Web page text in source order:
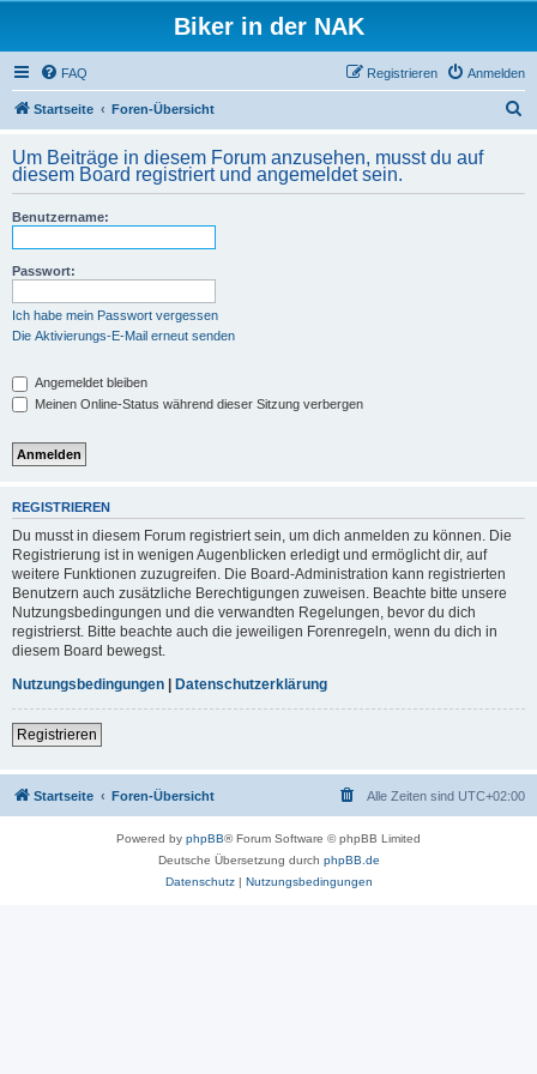
Biker in der NAK
FAQ Anmelden
Registrieren
Startseite Foren-Übersicht
h
Um Beiträge in diesem Forum anzusehen, musst du auf
diesem Board registriert und angemeldet sein.
Benutzername:
Passwort:
Ich habe mein Passwort vergessen
Die Aktivierungs-E-Mail erneut senden
Angemeldet bleiben
Meinen Online-Status während dieser Sitzung verbergen
REGISTRIEREN
Du musst in diesem Forum registriert sein, um dich anmelden zu können. Die
Registrierung ist in wenigen Augenblicken erledigt und ermöglicht dir, auf
weitere Funktionen zuzugreifen. Die Board-Administration kann registrierten
Benutzern auch zusätzliche Berechtigungen zuweisen. Beachte bitte unsere
Nutzungsbedingungen und die verwandten Regelungen, bevor du dich
registrierst. Bitte beachte auch die jeweiligen Forenregeln, wenn du dich in
diesem Board bewegst.
Nutzungsbedingungen | Datenschutzerklärung
Registrieren
Startseite Foren-Übersicht Alle Zeiten sind UTC+02:00
Powered by phpBB® Forum Software © phpBB Limited
Deutsche Übersetzung durch phpBB.de
Datenschutz| Nutzungsbedingungen